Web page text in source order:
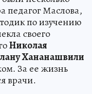
педагог Маслова,
по изучению
своего
Николая
Хананашвили
За ее жизнь
врачи.